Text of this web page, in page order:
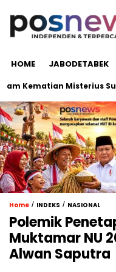
HOME JABODETABEK
Kematian Misterius
Home / INDEKS / NASIONAL
Polemik
Muktamar NU
Alwan Saputra